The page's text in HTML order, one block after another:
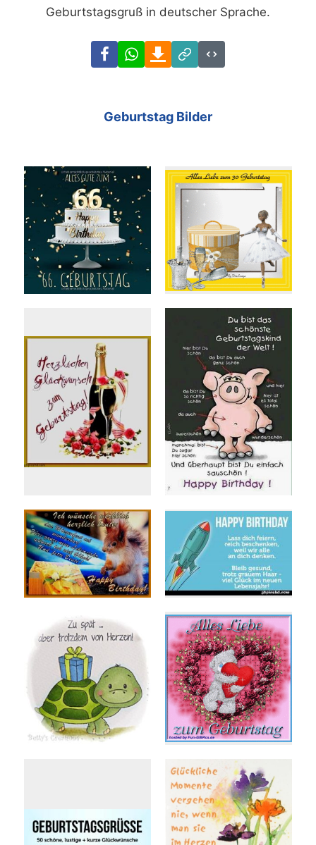
Geburtstagsgruß in deutscher Sprache.
FacebookWhatsAppDownload
Link
Code
Geburtstag Bilder